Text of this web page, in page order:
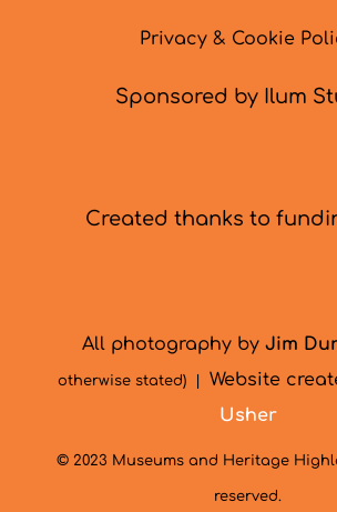
Privacy & Cookie
Sponsored by Ilum
Created thanks to
All photography by Jim
otherwise stated) | Website
Usher
© 2023 Museums and Heritage
reserved.